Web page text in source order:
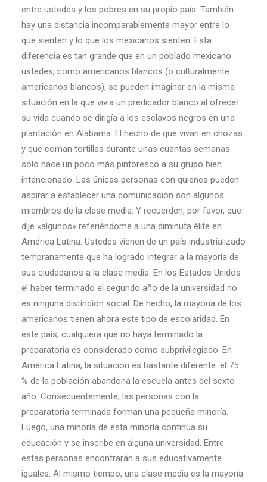
entre ustedes y los pobres en su propio país. También
hay una distancia incomparablemente mayor entre lo
que sienten y lo que los mexicanos sienten. Esta
diferencia es tan grande que en un poblado mexicano
ustedes, como americanos blancos (o culturalmente
americanos blancos), se pueden imaginar en la misma
situación en la que vivia un predicador blanco al ofrecer
su vida cuando se dirigía a los esclavos negros en una
plantación en Alabama. El hecho de que vivan en chozas
y que coman tortillas durante unas cuantas semanas
solo hace un poco más pintoresco a su grupo bien
intencionado. Las únicas personas con quienes pueden
aspirar a establecer una comunicación son algunos
miembros de la clase media. Y recuerden, por favor, que
dije «algunos» referiéndome a una diminuta élite en
América Latina. Ustedes vienen de un país industrializado
tempranamente que ha logrado integrar a la mayoría de
sus ciudadanos a la clase media. En los Estados Unidos
el haber terminado el segundo año de la universidad no
es ninguna distinción social. De hecho, la mayoría de los
americanos tienen ahora este tipo de escolaridad. En
este país, cualquiera que no haya terminado la
preparatoria es considerado como subprivilegiado. En
América Latina, la situación es bastante diferente: el 75
% de la población abandona la escuela antes del sexto
año. Consecuentemente, las personas con la
preparatoria terminada forman una pequeña minoría.
Luego, una minoría de esta minoría continua su
educación y se inscribe en alguna universidad. Entre
estas personas encontrarán a sus educativamente
iguales. Al mismo tiempo, una clase media es la mayoría